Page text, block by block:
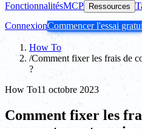
FonctionnalitésMCP Ressources
ConnexionCommencer l'essai
How To
/Comment fixer les frais de
?
How To11 octobre 2023
Comment fixer les